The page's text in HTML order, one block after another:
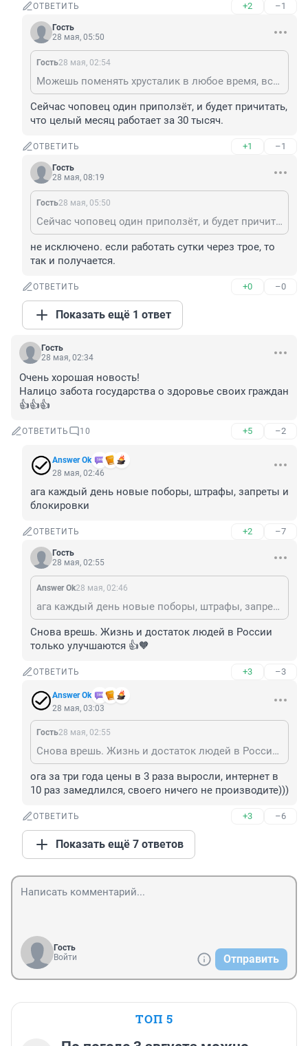
ОТВЕТИТЬ +2 –1
Гость
28 мая, 05:50
Гость28 мая, 02:54
Можешь поменять хрусталик в любое время, всего за 30 тыс. руб.
Сейчас чоповец один приползёт, и будет причитать,
что целый месяц работает за 30 тысяч.
ОТВЕТИТЬ +1 –1
Гость
28 мая, 08:19
Гость28 мая, 05:50
Сейчас чоповец один приползёт, и будет причитать, что целый месяц работает за 30 тысяч.
не исключено. если работать сутки через трое, то
так и получается.
ОТВЕТИТЬ +0 –0
Показать ещё 1 ответ
Гость
28 мая, 02:34
Очень хорошая новость!
Налицо забота государства о здоровье своих граждан
👍👍👍
ОТВЕТИТЬ 10 +5 –2
Answer Ok
28 мая, 02:46
ага каждый день новые поборы, штрафы, запреты и
блокировки
ОТВЕТИТЬ +2 –7
Гость
28 мая, 02:55
Answer Ok28 мая, 02:46
ага каждый день новые поборы, штрафы, запреты и блокировки
Снова врешь. Жизнь и достаток людей в России
только улучшаются 👍🧡
ОТВЕТИТЬ +3 –3
Answer Ok
28 мая, 03:03
Гость28 мая, 02:55
Снова врешь. Жизнь и достаток людей в России только улучшаются 👍🧡
ога за три года цены в 3 раза выросли, интернет в
10 раз замедлился, своего ничего не производите)))
ОТВЕТИТЬ +3 –6
Показать ещё 7 ответов
Гость
Войти
Отправить
ТОП 5